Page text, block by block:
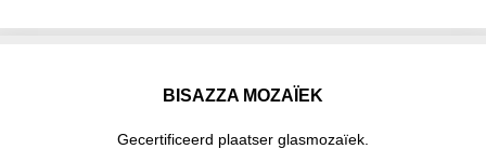
BISAZZA MOZAÏEK
Gecertificeerd plaatser glasmozaïek.